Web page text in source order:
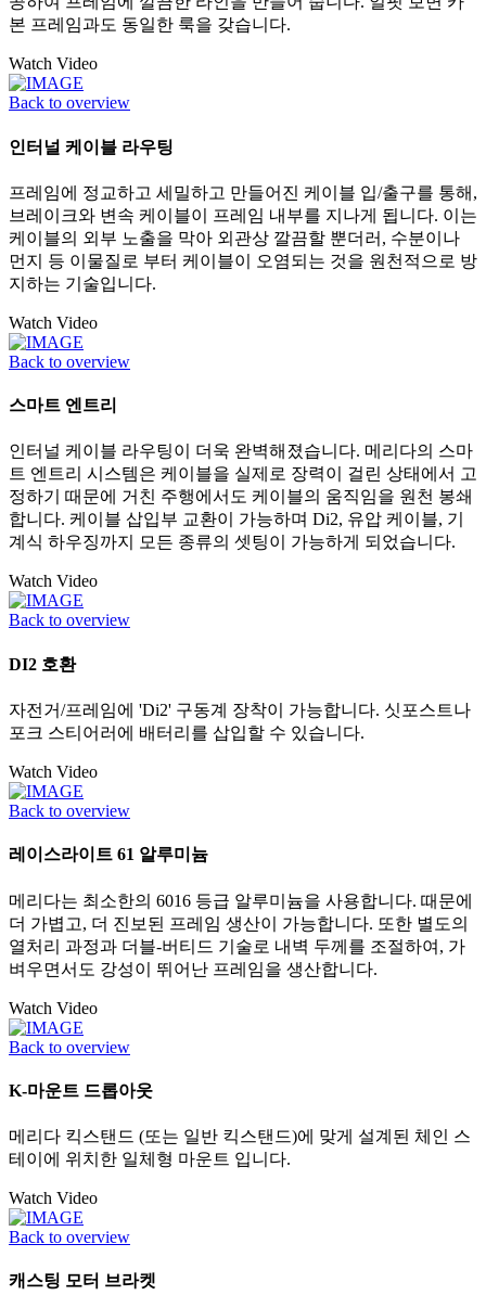
본 프레임과도 동일한 룩을 갖습니다.
Watch Video
Back to overview
인터널 케이블 라우팅
프레임에 정교하고 세밀하고 만들어진 케이블 입/출구를 통해,
브레이크와 변속 케이블이 프레임 내부를 지나게 됩니다. 이는
케이블의 외부 노출을 막아 외관상 깔끔할 뿐더러, 수분이나
먼지 등 이물질로 부터 케이블이 오염되는 것을 원천적으로 방
지하는 기술입니다.
Watch Video
Back to overview
스마트 엔트리
인터널 케이블 라우팅이 더욱 완벽해졌습니다. 메리다의 스마
트 엔트리 시스템은 케이블을 실제로 장력이 걸린 상태에서 고
정하기 때문에 거친 주행에서도 케이블의 움직임을 원천 봉쇄
합니다. 케이블 삽입부 교환이 가능하며 Di2, 유압 케이블, 기
계식 하우징까지 모든 종류의 셋팅이 가능하게 되었습니다.
Watch Video
Back to overview
DI2 호환
자전거/프레임에 'Di2' 구동계 장착이 가능합니다. 싯포스트나
포크 스티어러에 배터리를 삽입할 수 있습니다.
Watch Video
Back to overview
레이스라이트 61 알루미늄
메리다는 최소한의 6016 등급 알루미늄을 사용합니다. 때문에
더 가볍고, 더 진보된 프레임 생산이 가능합니다. 또한 별도의
열처리 과정과 더블-버티드 기술로 내벽 두께를 조절하여, 가
벼우면서도 강성이 뛰어난 프레임을 생산합니다.
Watch Video
Back to overview
K-마운트 드롭아웃
메리다 킥스탠드 (또는 일반 킥스탠드)에 맞게 설계된 체인 스
테이에 위치한 일체형 마운트 입니다.
Watch Video
Back to overview
캐스팅 모터 브라켓